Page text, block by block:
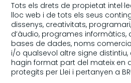
Tots els drets de propietat
lloc web i de tots els seus
dissenys, creativitats,
d’àudio, programes informàtics,
bases de dades, noms
i/o qualsevol altre signe
hagin format part del mateix en
protegits per Llei i pertanyen a